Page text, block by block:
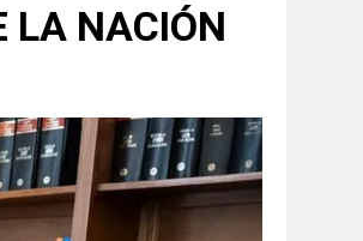
LA NACIÓN